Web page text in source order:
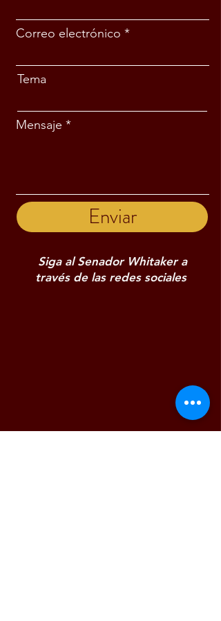
Correo electrónico
Tema
Mensaje
Enviar
Siga al Senador Whitaker a
través de las redes sociales